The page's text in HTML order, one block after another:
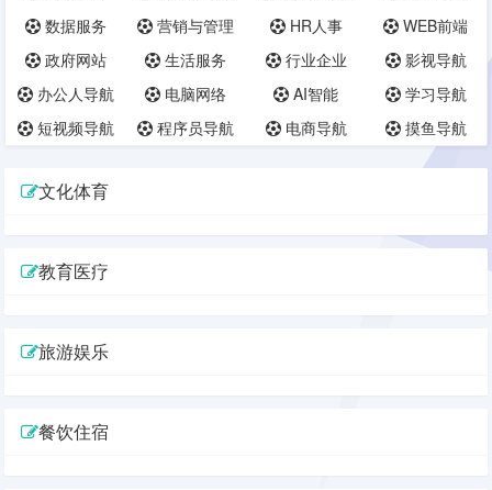
数据服务
营销与管理 HR人事
WEB前端
政府网站
生活服务 行业企业
影视导航
办公人导航
电脑网络 AI智能
学习导航
短视频导航
程序员导航 电商导航 摸鱼导航
文化体育
教育医疗
旅游娱乐
餐饮住宿